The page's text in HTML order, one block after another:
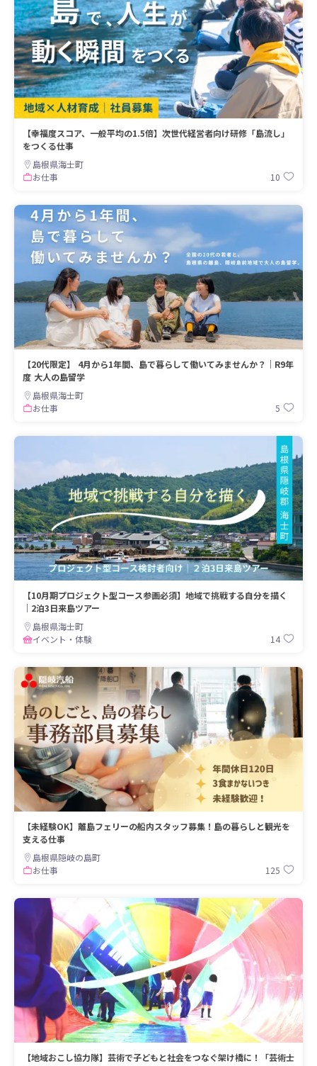
【幸福度スコア、一般平均の1.5倍】次世代経営者向け研修「島流し」
をつくる仕事
島根県海士町
お仕事
10
【20代限定】 4月から1年間、島で暮らして働いてみませんか？｜R9年
度 大人の島留学
島根県海士町
お仕事
5
【10月期プロジェクト型コース参画必須】地域で挑戦する自分を描く
｜2泊3日来島ツアー
島根県海士町
イベント・体験
14
【未経験OK】離島フェリーの船内スタッフ募集！島の暮らしと観光を
支える仕事
島根県隠岐の島町
お仕事
125
【地域おこし協力隊】芸術で子どもと社会をつなぐ架け橋に！「芸術士